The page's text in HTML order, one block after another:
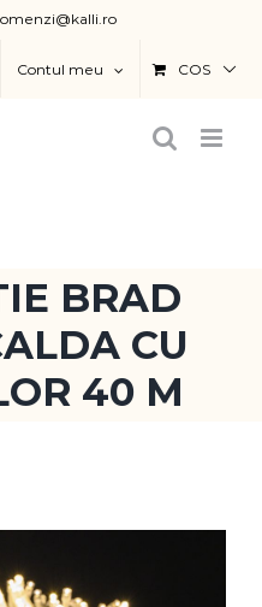
Contul meu COS
BRAD
CU
40 M